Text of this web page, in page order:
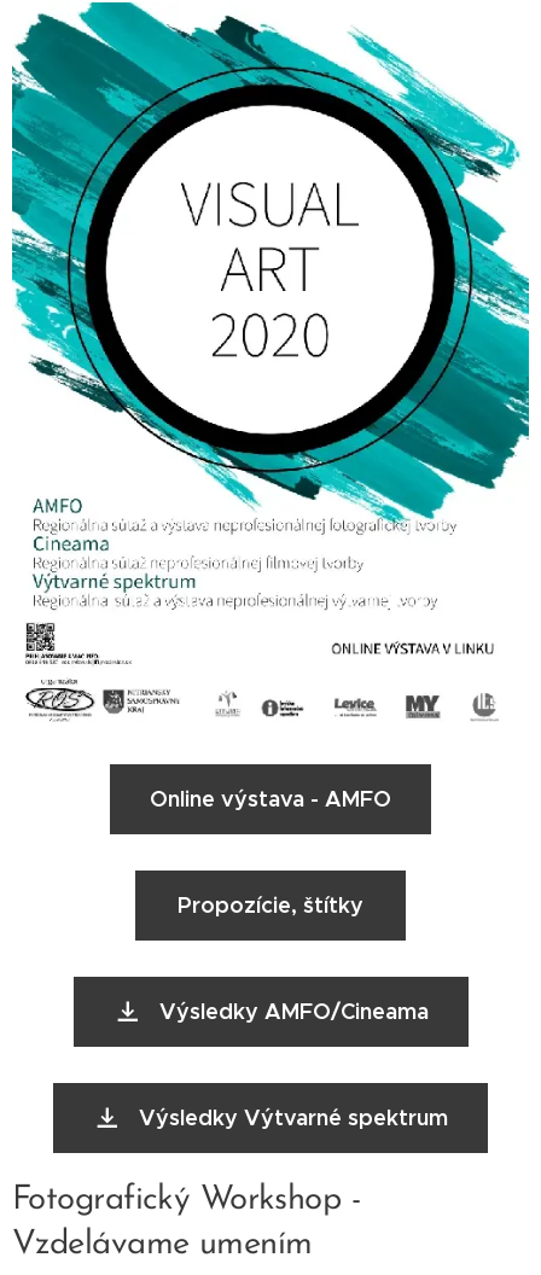
Online výstava - AMFO
Propozície, štítky
Výsledky AMFO/Cineama
Výsledky Výtvarné spektrum
Fotografický Workshop -
Vzdelávame umením